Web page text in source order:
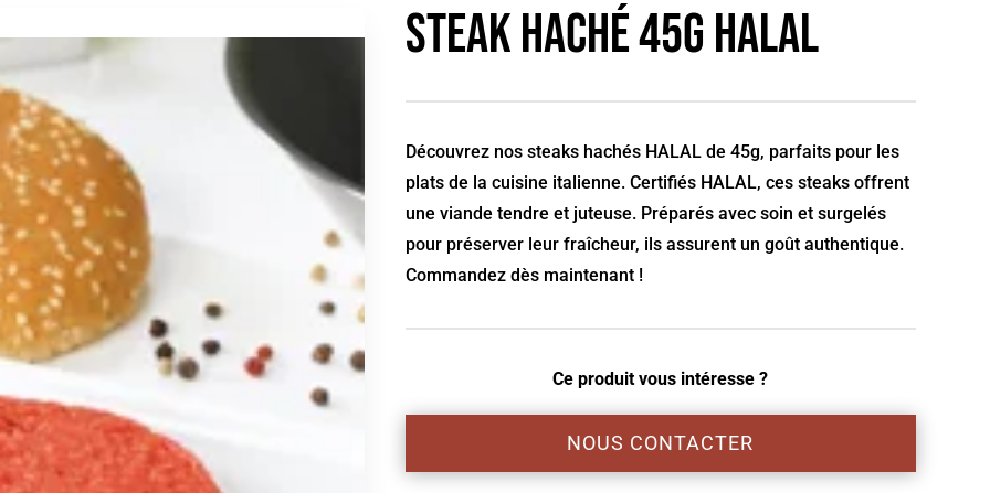
Steak haché 45g HALAL
Découvrez nos steaks hachés HALAL de 45g, parfaits pour les
plats de la cuisine italienne. Certifiés HALAL, ces steaks offrent
une viande tendre et juteuse. Préparés avec soin et surgelés
pour préserver leur fraîcheur, ils assurent un goût authentique.
Commandez dès maintenant !
Ce produit vous intéresse ?
NOUS CONTACTER